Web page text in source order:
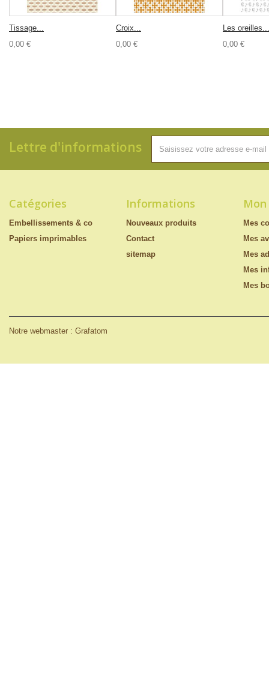
Tissage...
0,00 €
Croix...
0,00 €
Les oreilles...
0,00 €
Lettre d'informations
Catégories
Embellissements & co
Papiers imprimables
Informations
Nouveaux produits
Contact
sitemap
Notre webmaster : Grafatom
Mes
Mes
Mes
Mes
Mes